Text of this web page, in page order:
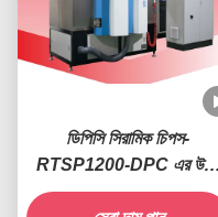
ডিপিসি সিরামিক চিপস-
RTSP1200-DPC এর উপর
সরাসরি লেপ তামা